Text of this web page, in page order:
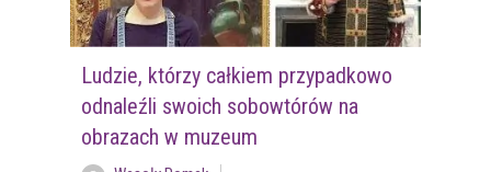
Ludzie, którzy całkiem przypadkowo
odnaleźli swoich sobowtórów na
obrazach w muzeum